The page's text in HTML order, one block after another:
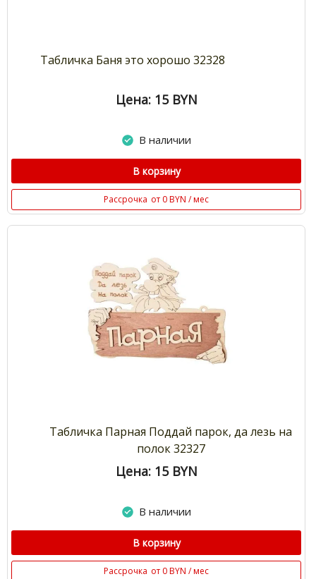
Табличка Баня это хорошо 32328
Цена: 15 BYN
В наличии
В корзину
Рассрочка от 0 BYN / мес
Табличка Парная Поддай парок, да лезь на
полок 32327
Цена: 15 BYN
В наличии
В корзину
Рассрочка от 0 BYN / мес